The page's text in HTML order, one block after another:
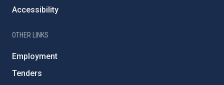
Accessibility
OTHER LINKS
Employment
Tenders